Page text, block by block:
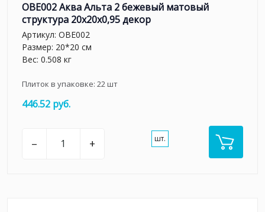
OBE002 Аква Альта 2 бежевый матовый
структура 20x20x0,95 декор
Артикул: OBE002
Размер: 20*20 см
Вес: 0.508 кг
Плиток в упаковке: 22шт
446.52 руб.
– + шт.